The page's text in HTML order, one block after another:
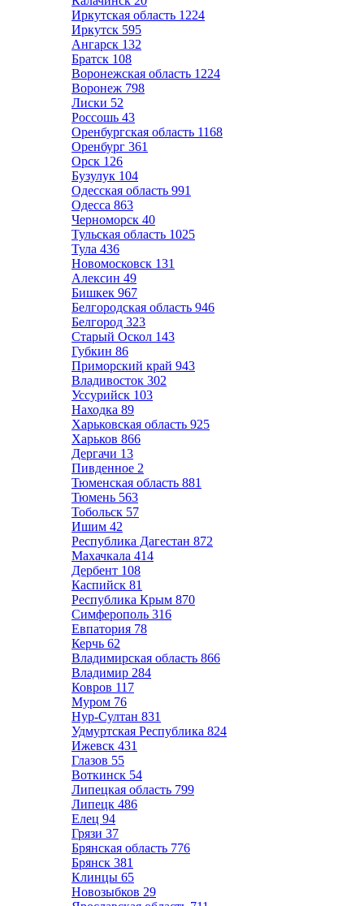
Иркутская область 1224
Иркутск 595
Ангарск 132
Братск 108
Воронежская область 1224
Воронеж 798
Лиски 52
Россошь 43
Оренбургская область 1168
Оренбург 361
Орск 126
Бузулук 104
Одесская область 991
Одесса 863
Черноморск 40
Тульская область 1025
Тула 436
Новомосковск 131
Алексин 49
Бишкек 967
Белгородская область 946
Белгород 323
Старый Оскол 143
Губкин 86
Приморский край 943
Владивосток 302
Уссурийск 103
Находка 89
Харьковская область 925
Харьков 866
Дергачи 13
Пивденное 2
Тюменская область 881
Тюмень 563
Тобольск 57
Ишим 42
Республика Дагестан 872
Махачкала 414
Дербент 108
Каспийск 81
Республика Крым 870
Симферополь 316
Евпатория 78
Керчь 62
Владимирская область 866
Владимир 284
Ковров 117
Муром 76
Нур-Султан 831
Удмуртская Республика 824
Ижевск 431
Глазов 55
Воткинск 54
Липецкая область 799
Липецк 486
Елец 94
Грязи 37
Брянская область 776
Брянск 381
Клинцы 65
Новозыбков 29